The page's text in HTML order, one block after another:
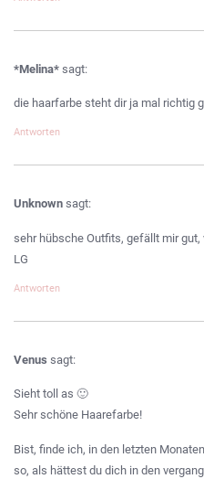
*Melina* sagt:
die haarfarbe steht dir ja mal richtig
Antworten
Unknown sagt:
sehr hübsche Outfits, gefällt mir
LG
Antworten
Venus sagt:
Sieht toll as 🙂
Sehr schöne Haarefarbe!
Bist, finde ich, in den letzten
so, als hättest du dich in den